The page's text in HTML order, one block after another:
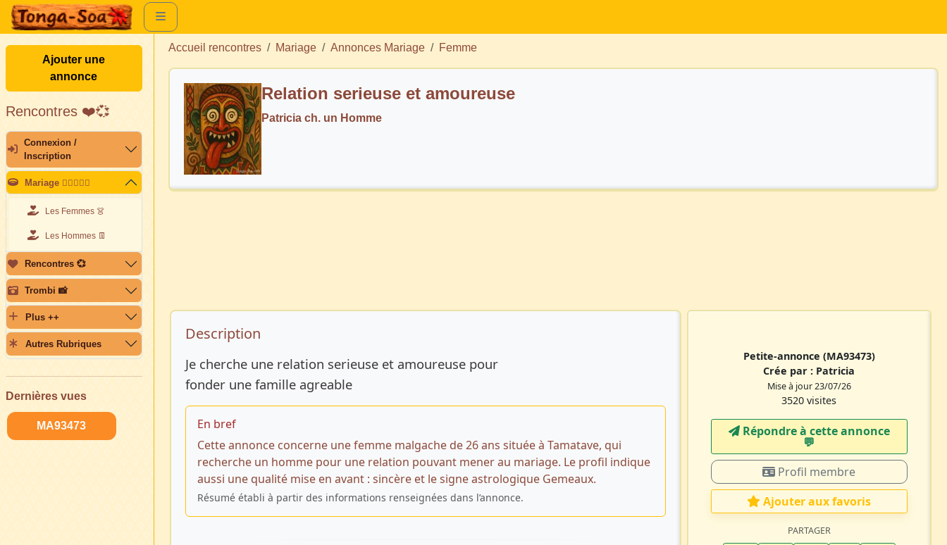
Ajouter une
annonce
Rencontres ❤️💞
Connexion /
Inscription
Mariage 👩🏽‍❤️‍👨🏽
Les Femmes 👗
Les Hommes 👖
Rencontres 💞
Trombi 📸
Plus ++
Autres Rubriques
Dernières vues
MA93473
Accueil rencontres Mariage Annonces Mariage Femme
Relation serieuse et amoureuse
Patricia ch. un Homme
Description de l’annonce
Description
Je cherche une relation serieuse et amoureuse pour
fonder une famille agreable
En bref
Cette annonce concerne une femme malgache de 26 ans située à Tamatave, qui
recherche un homme pour une relation pouvant mener au mariage. Le profil indique
aussi une qualité mise en avant : sincère et le signe astrologique Gemeaux.
Résumé établi à partir des informations renseignées dans l’annonce.
Petite-annonce (MA93473)
Crée par : Patricia
Mise à jour 23/07/26
3520 visites
Répondre à cette annonce
💬​
Profil membre
Ajouter aux favoris
PARTAGER